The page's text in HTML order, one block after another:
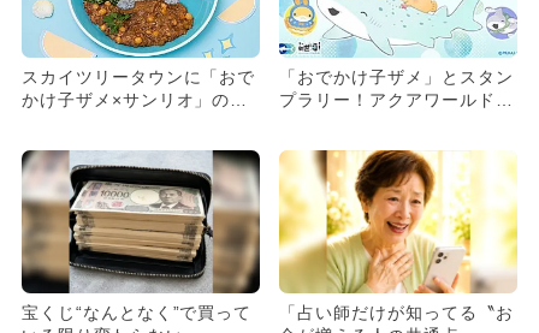
スカイツリータウンに「おで
かけ子ザメ×サンリオ」のカ
「おでかけ子ザメ」とスタン
プラリー！アクアワールド・
も
宝くじ“なんとなく”で買って
「占い師だけが知ってる〝お